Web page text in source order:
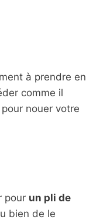
à prendre en
comme il
nouer votre
pour un pli de
bien de le